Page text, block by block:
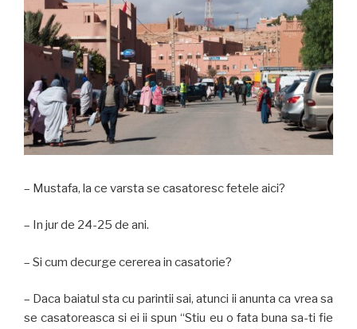
– Mustafa, la ce varsta se casatoresc fetele aici?
– In jur de 24-25 de ani.
– Si cum decurge cererea in casatorie?
– Daca baiatul sta cu parintii sai, atunci ii anunta ca vrea sa
se casatoreasca si ei ii spun “Stiu eu o fata buna sa-ti fie